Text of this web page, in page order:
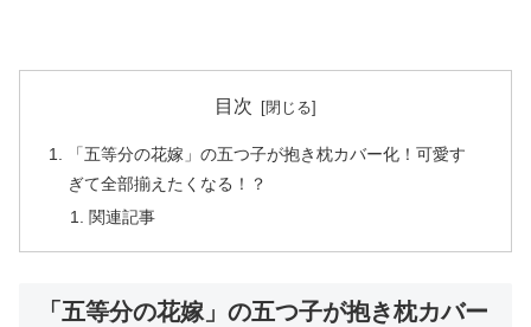
目次
「五等分の花嫁」の五つ子が抱き枕カバー化！可愛す
ぎて全部揃えたくなる！？
関連記事
「五等分の花嫁」の五つ子が抱き枕カバー